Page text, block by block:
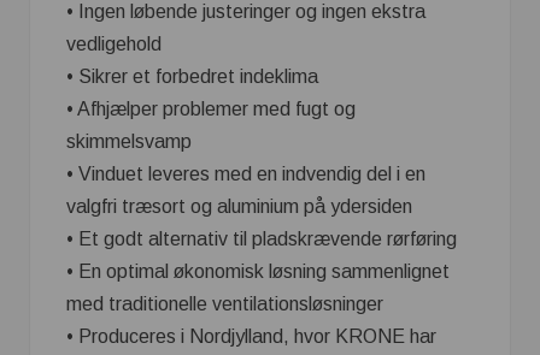
• Ingen løbende justeringer og ingen ekstra
vedligehold
• Sikrer et forbedret indeklima
• Afhjælper problemer med fugt og
skimmelsvamp
• Vinduet leveres med en indvendig del i en
valgfri træsort og aluminium på ydersiden
• Et godt alternativ til pladskrævende rørføring
• En optimal økonomisk løsning sammenlignet
med traditionelle ventilationsløsninger
• Produceres i Nordjylland, hvor KRONE har